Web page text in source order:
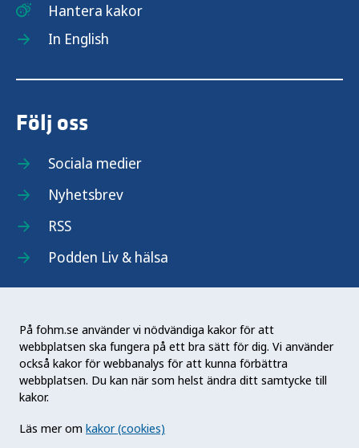
På fohm.se använder vi nödvändiga kakor för att
webbplatsen ska fungera på ett bra sätt för dig. Vi använder
också kakor för webbanalys för att kunna förbättra
webbplatsen. Du kan när som helst ändra ditt samtycke till
kakor.
Läs mer om kakor (cookies)
Hantera kakor
In English
Följ oss
Sociala medier
Nyhetsbrev
RSS
Podden Liv & hälsa
Folkhälsomyndigheten (Fohm) är en nationell
kunskapsmyndighet som arbetar för en bättre
folkhälsa. Det gör myndigheten genom att
främja hälsa, förebygga ohälsa och skydda mot